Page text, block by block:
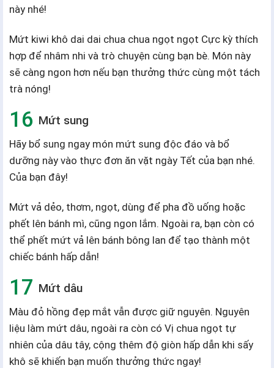
này nhé!
Mứt kiwi khô dai dai chua chua ngọt ngọt Cực kỳ thích
hợp để nhâm nhi và trò chuyện cùng bạn bè. Món này
sẽ càng ngon hơn nếu bạn thưởng thức cùng một tách
trà nóng!
Mứt sung
Hãy bổ sung ngay món mứt sung độc đáo và bổ
dưỡng này vào thực đơn ăn vặt ngày Tết của bạn nhé.
Của bạn đây!
Mứt vả dẻo, thơm, ngọt, dùng để pha đồ uống hoặc
phết lên bánh mì, cũng ngon lắm. Ngoài ra, bạn còn có
thể phết mứt vả lên bánh bông lan để tạo thành một
chiếc bánh hấp dẫn!
Mứt dâu
Màu đỏ hồng đẹp mắt vẫn được giữ nguyên. Nguyên
liệu làm mứt dâu, ngoài ra còn có Vị chua ngọt tự
nhiên của dâu tây, cộng thêm độ giòn hấp dẫn khi sấy
khô sẽ khiến bạn muốn thưởng thức ngay!